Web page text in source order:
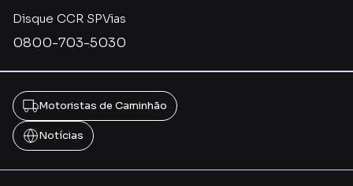
Disque CCR SPVias
0800-703-5030
Motoristas de Caminhão
Notícias